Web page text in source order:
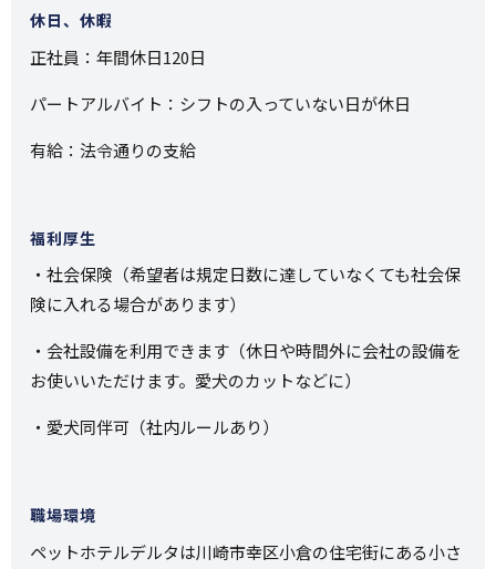
休日、休暇
正社員：年間休日120日
パートアルバイト：シフトの入っていない日が休日
有給：法令通りの支給
福利厚生
・社会保険（希望者は規定日数に達していなくても社会保
険に入れる場合があります）
・会社設備を利用できます（休日や時間外に会社の設備を
お使いいただけます。愛犬のカットなどに）
・愛犬同伴可（社内ルールあり）
職場環境
ペットホテルデルタは川崎市幸区小倉の住宅街にある小さ